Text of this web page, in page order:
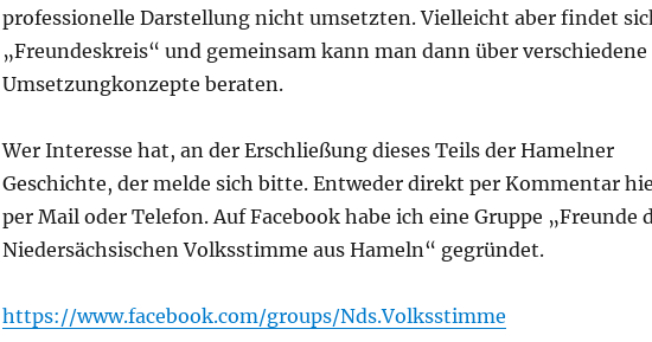
professionelle Darstellung nicht umsetzten. Vielleicht aber findet
„Freundeskreis“ und gemeinsam kann man dann über verschiedene
Umsetzungkonzepte beraten.
Wer Interesse hat, an der Erschließung dieses Teils der Hamelner
Geschichte, der melde sich bitte. Entweder direkt per Kommentar
per Mail oder Telefon. Auf Facebook habe ich eine Gruppe „Freunde
Niedersächsischen Volksstimme aus Hameln“ gegründet.
https://www.facebook.com/groups/Nds.Volksstimme